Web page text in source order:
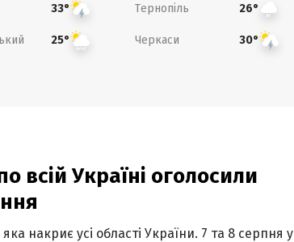
33° Тернопіль 26°
25° Черкаси 30°
всій Україні оголосили
накриє усі області України. 7 та 8 серпня у